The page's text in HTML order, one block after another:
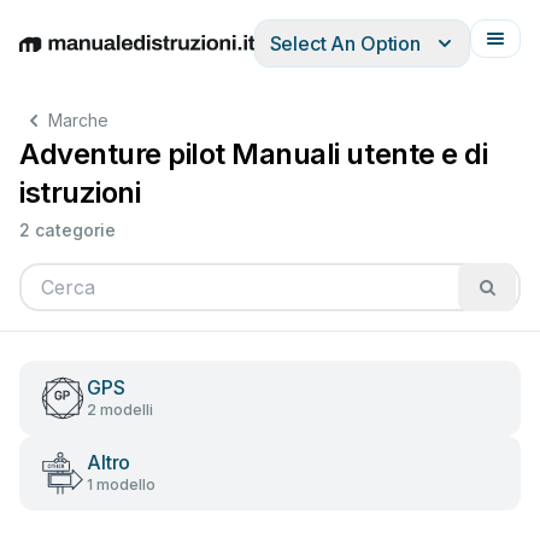
EnglishDeutschEspañolItalianoFrançais
Select An Option
Marche
Adventure pilot Manuali utente e di
istruzioni
2 categorie
GPS
2 modelli
Altro
1 modello